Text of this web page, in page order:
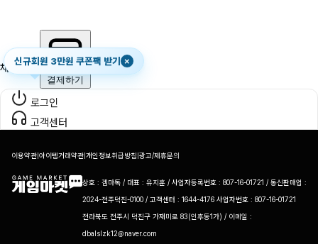
채팅하기
결제하기
로그인
신규회원 3만원 쿠폰팩 받기 ×
고객센터
이용약관|아이템거래약관|개인정보취급방침|광고/제휴문의
상호 : 겜마톡 / 대표 : 유지훈 / 사업자등록번호 : 807-16-01721 / 통신판매업 :
2024-전주덕진-0100 / 고객센터 : 1644-4176 사업자번호 : 807-16-01721
전라북도 전주시 덕진구 가재미로 83(인후동1가) / 이메일 :
dbalslzk12@naver.com